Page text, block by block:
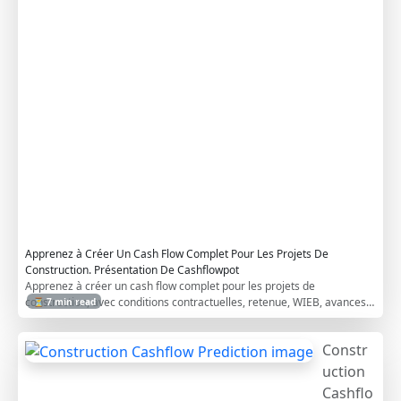
⏳ 7 min read
Apprenez à Créer Un Cash Flow Complet Pour Les Projets De
Construction. Présentation De Cashflowpot
Apprenez à créer un cash flow complet pour les projets de
construction, avec conditions contractuelles, retenue, WIEB, avances
et coûts indirects.
Constr
uction
Cashflo